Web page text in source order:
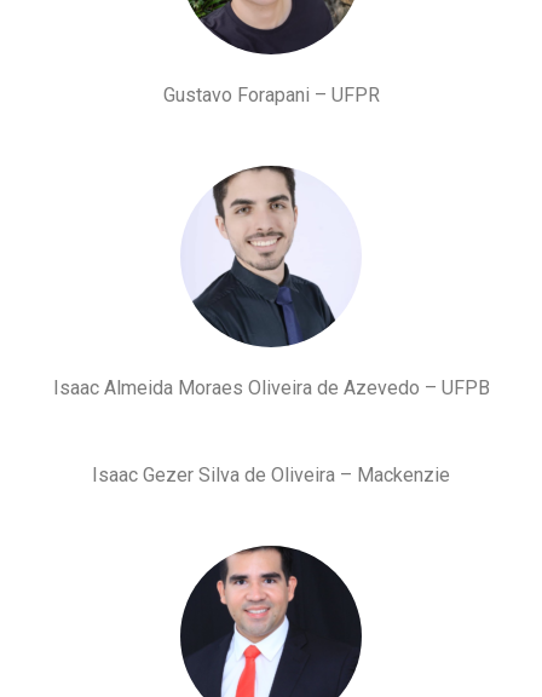
Gustavo Forapani – UFPR
Isaac Almeida Moraes Oliveira de Azevedo – UFPB
Isaac Gezer Silva de Oliveira – Mackenzie